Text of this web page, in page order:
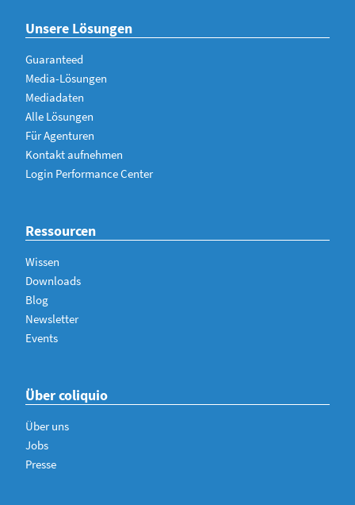
Unsere Lösungen
Guaranteed
Media-Lösungen
Mediadaten
Alle Lösungen
Für Agenturen
Kontakt aufnehmen
Login Performance Center
Ressourcen
Wissen
Downloads
Blog
Newsletter
Events
Über coliquio
Über uns
Jobs
Presse